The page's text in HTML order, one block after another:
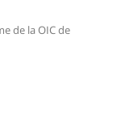
de la OIC de